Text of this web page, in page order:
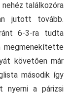
találkozóra
jutott tovább.
6-3-ra tudta
megmenekítette
követően már
második így
nyerni a párizsi